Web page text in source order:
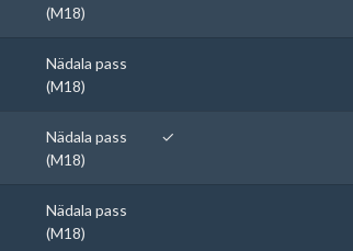
(M18)
Nädala pass
(M18)
Nädala pass
(M18)
✓
Nädala pass
(M18)